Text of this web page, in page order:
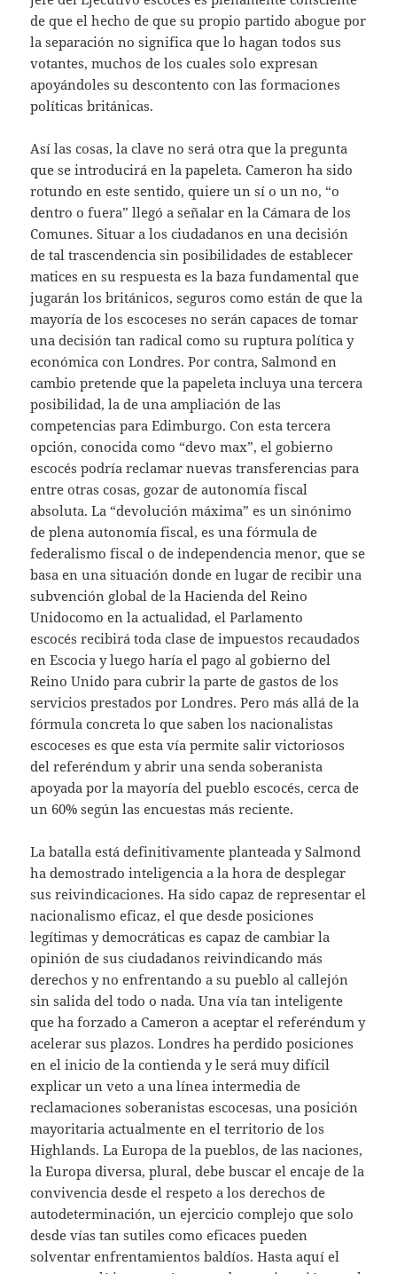
de que el hecho de que su propio partido abogue por
la separación no significa que lo hagan todos sus
votantes, muchos de los cuales solo expresan
apoyándoles su descontento con las formaciones
políticas británicas.
Así las cosas, la clave no será otra que la pregunta
que se introducirá en la papeleta. Cameron ha sido
rotundo en este sentido, quiere un sí o un no, “o
dentro o fuera” llegó a señalar en la Cámara de los
Comunes. Situar a los ciudadanos en una decisión
de tal trascendencia sin posibilidades de establecer
matices en su respuesta es la baza fundamental que
jugarán los británicos, seguros como están de que la
mayoría de los escoceses no serán capaces de tomar
una decisión tan radical como su ruptura política y
económica con Londres. Por contra, Salmond en
cambio pretende que la papeleta incluya una tercera
posibilidad, la de una ampliación de las
competencias para Edimburgo. Con esta tercera
opción, conocida como “devo max”, el gobierno
escocés podría reclamar nuevas transferencias para
entre otras cosas, gozar de autonomía fiscal
absoluta. La “devolución máxima” es un sinónimo
de plena autonomía fiscal, es una fórmula de
federalismo fiscal o de independencia menor, que se
basa en una situación donde en lugar de recibir una
subvención global de la Hacienda del Reino
Unidocomo en la actualidad, el Parlamento
escocés recibirá toda clase de impuestos recaudados
en Escocia y luego haría el pago al gobierno del
Reino Unido para cubrir la parte de gastos de los
servicios prestados por Londres. Pero más allá de la
fórmula concreta lo que saben los nacionalistas
escoceses es que esta vía permite salir victoriosos
del referéndum y abrir una senda soberanista
apoyada por la mayoría del pueblo escocés, cerca de
un 60% según las encuestas más reciente.
La batalla está definitivamente planteada y Salmond
ha demostrado inteligencia a la hora de desplegar
sus reivindicaciones. Ha sido capaz de representar el
nacionalismo eficaz, el que desde posiciones
legítimas y democráticas es capaz de cambiar la
opinión de sus ciudadanos reivindicando más
derechos y no enfrentando a su pueblo al callejón
sin salida del todo o nada. Una vía tan inteligente
que ha forzado a Cameron a aceptar el referéndum y
acelerar sus plazos. Londres ha perdido posiciones
en el inicio de la contienda y le será muy difícil
explicar un veto a una línea intermedia de
reclamaciones soberanistas escocesas, una posición
mayoritaria actualmente en el territorio de los
Highlands. La Europa de la pueblos, de las naciones,
la Europa diversa, plural, debe buscar el encaje de la
convivencia desde el respeto a los derechos de
autodeterminación, un ejercicio complejo que solo
desde vías tan sutiles como eficaces pueden
solventar enfrentamientos baldíos. Hasta aquí el